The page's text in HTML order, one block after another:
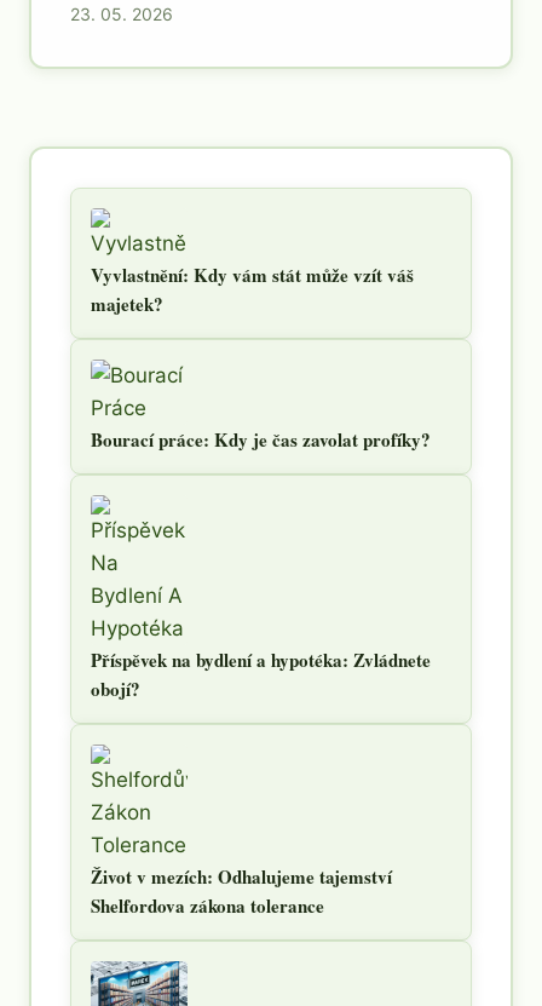
23. 05. 2026
Vyvlastnění: Kdy vám stát může vzít váš
majetek?
Bourací práce: Kdy je čas zavolat profíky?
Příspěvek na bydlení a hypotéka: Zvládnete
obojí?
Život v mezích: Odhalujeme tajemství
Shelfordova zákona tolerance